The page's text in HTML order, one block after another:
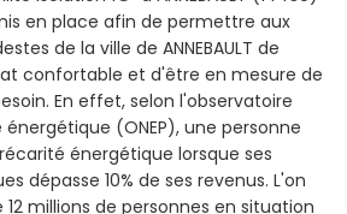
en place afin de permettre aux
de la ville de ANNEBAULT de
confortable et d'être en mesure de
En effet, selon l'observatoire
(ONEP), une personne
énergétique lorsque ses
dépasse 10% de ses revenus. L'on
millions de personnes en situation